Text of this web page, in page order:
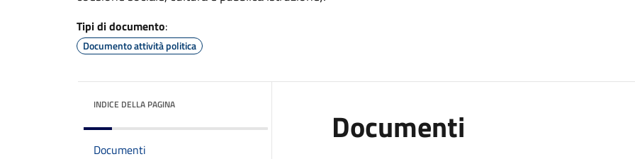
Tipi di documento:
Documento attività politica
INDICE DELLA PAGINA
Documenti
Documenti